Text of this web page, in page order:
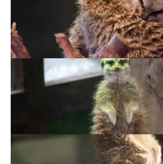
…see what I have to deal with?